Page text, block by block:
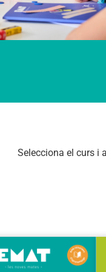
Selecciona el curs i